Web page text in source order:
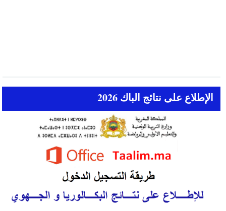
الإطلاع على نتائج الباك 2026